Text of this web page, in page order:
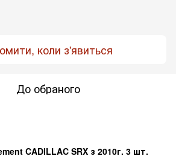
коли з'явиться
До обраного
CADILLAC SRX з 2010г. 3 шт.